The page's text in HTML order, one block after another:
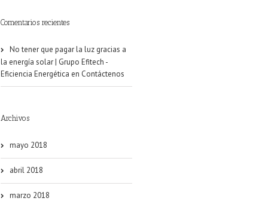
Comentarios recientes
No tener que pagar la luz gracias a
la energía solar | Grupo Efitech -
Eficiencia Energética en Contáctenos
Archivos
mayo 2018
abril 2018
marzo 2018